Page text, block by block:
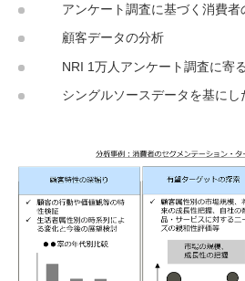
アンケート調査に基づく消費者
顧客データの分析
NRI 1万人アンケート調査に寄
シングルソースデータを基に